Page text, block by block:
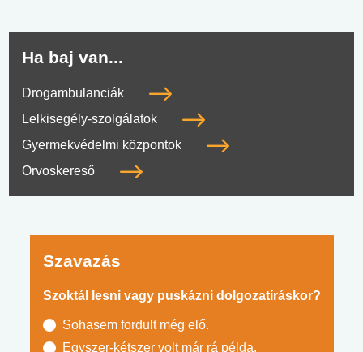
Ha baj van...
Drogambulanciák
Lelkisegély-szolgálatok
Gyermekvédelmi központok
Orvoskereső
Szavazás
Szoktál lesni vagy puskázni dolgozatíráskor?
Sohasem fordult még elő.
Egyszer-kétszer volt már rá példa.